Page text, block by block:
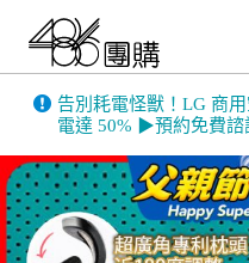
告別耗電怪獸！LG 商
電達 50% ▶預約免費諮